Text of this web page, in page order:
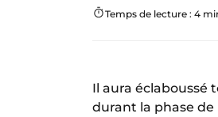
Temps de lecture : 4
Il aura éclaboussé
durant la phase de